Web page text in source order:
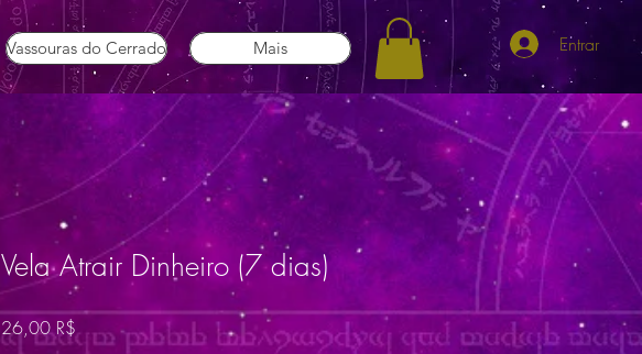
Entrar
Vassouras do Cerrado Mais
Vela Atrair Dinheiro (7 dias)
26,00 R$